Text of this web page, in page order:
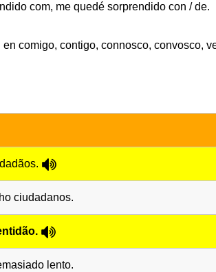
com, me quedé sorprendido con / de.
comigo, contigo, connosco, convosco,
ciudadanos.
.
lento.